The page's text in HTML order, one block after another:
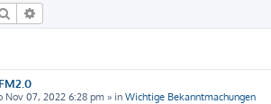
Suche
Nov 07, 2022 6:28 pm » in Wichtige Bekanntmachungen